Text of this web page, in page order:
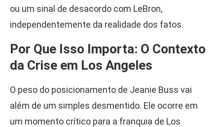
ou um sinal de desacordo com LeBron,
independentemente da realidade dos fatos.
Por Que Isso Importa: O Contexto
da Crise em Los Angeles
O peso do posicionamento de Jeanie Buss vai
além de um simples desmentido. Ele ocorre em
um momento crítico para a franquia de Los